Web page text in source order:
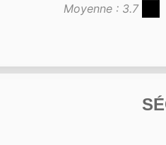
Moyenne : 3.7